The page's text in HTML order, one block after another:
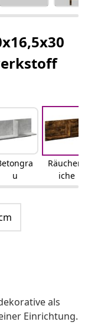
u
Räuchere
iche
als
Einrichtung.